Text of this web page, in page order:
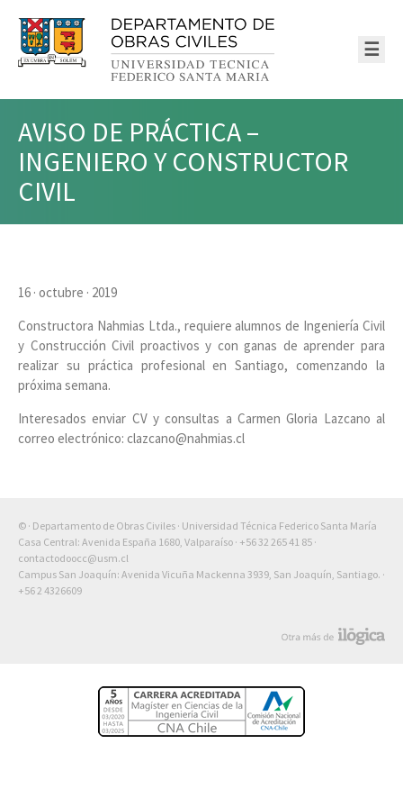
☰
AVISO DE PRÁCTICA –
INGENIERO Y CONSTRUCTOR
CIVIL
16 · octubre · 2019
Constructora Nahmias Ltda., requiere alumnos de Ingeniería Civil
y Construcción Civil proactivos y con ganas de aprender para
realizar su práctica profesional en Santiago, comenzando la
próxima semana.
Interesados enviar CV y consultas a Carmen Gloria Lazcano al
correo electrónico: clazcano@nahmias.cl
© · Departamento de Obras Civiles · Universidad Técnica Federico Santa María
Casa Central: Avenida España 1680, Valparaíso · +56 32 265 41 85 ·
contactodoocc@usm.cl
Campus San Joaquín: Avenida Vicuña Mackenna 3939, San Joaquín, Santiago. ·
+56 2 4326609